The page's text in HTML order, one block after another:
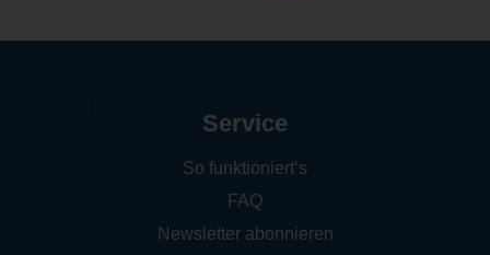
Service
So funktioniert‘s
FAQ
Newsletter abonnieren